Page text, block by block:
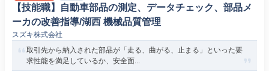
【技能職】自動車部品の測定、データチェック、部品メ
ーカの改善指導/湖西 機械品質管理
スズキ株式会社
取引先から納入された部品が「走る、曲がる、止まる」といった要
求性能を満足しているか、安全面...